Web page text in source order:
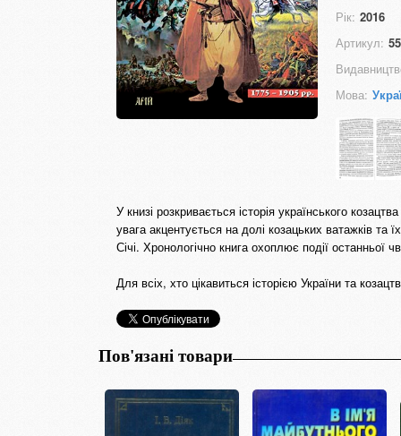
Рік: 2016
Артикул:
Мова:
У книзі розкривається історія українського
увага акцентується на долі козацьких ватажків
Січі. Хронологічно книга охоплює події останньої
Для всіх, хто цікавиться історією України та
Пов'язані товари